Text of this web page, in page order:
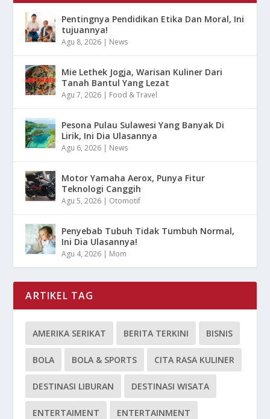
Pentingnya Pendidikan Etika Dan Moral, Ini
tujuannya!
Agu 8, 2026 | News
Mie Lethek Jogja, Warisan Kuliner Dari
Tanah Bantul Yang Lezat
Agu 7, 2026 | Food & Travel
Pesona Pulau Sulawesi Yang Banyak Di
Lirik, Ini Dia Ulasannya
Agu 6, 2026 | News
Motor Yamaha Aerox, Punya Fitur
Teknologi Canggih
Agu 5, 2026 | Otomotif
Penyebab Tubuh Tidak Tumbuh Normal,
Ini Dia Ulasannya!
Agu 4, 2026 | Mom
ARTIKEL TAG
AMERIKA SERIKAT BERITA TERKINI BISNIS
BOLA BOLA & SPORTS CITA RASA KULINER
DESTINASI LIBURAN DESTINASI WISATA
ENTERTAIMENT ENTERTAINMENT